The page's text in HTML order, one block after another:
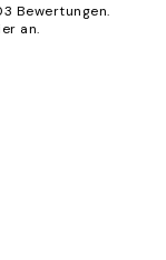
Bewertungen.
an.